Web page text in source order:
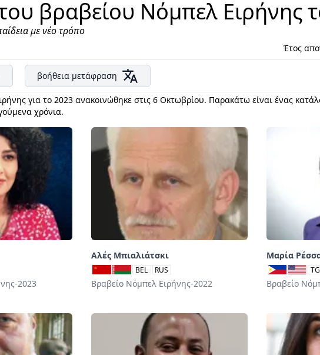
βραβείου Νόμπελ Ειρήνης
με νέο τρόπο
Έτος
βοήθεια μετάφραση
για το 2023 ανακοινώθηκε στις 6 Οκτωβρίου. Παρακάτω είναι ένας
χρόνια.
2023
Αλές Μπιαλιάτσκι
BEL RUS
Βραβείο Νόμπελ Ειρήνης-2022
Μαρία
Βραβείο